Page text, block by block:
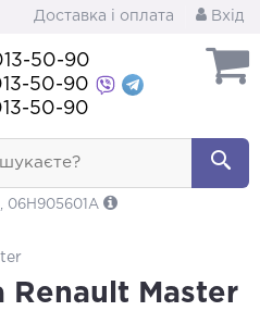
Доставка і оплата Вхід
50-90
50-90
50-90
06H905601A
Renault Master